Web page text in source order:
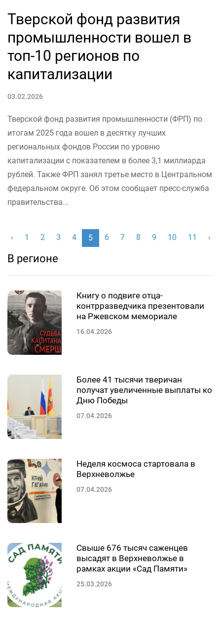
Тверской фонд развития
промышленности вошел в
топ-10 регионов по
капитализации
03.02.2026
Тверской фонд развития промышленности (ФРП) по
итогам 2025 года вошел в десятку лучших
региональных фондов России по уровню
капитализации с показателем в более 3,1 миллиарда
рублей. Также ФРП занял третье место в Центральном
федеральном округе. Об этом сообщает пресс-служба
правительства...
‹ 1 2 3 4 5 6 7 8 9 10 11 ›
В регионе
Книгу о подвиге отца-
контрразведчика презентовали
на Ржевском мемориале
16.04.2026
Более 41 тысячи тверичан
получат увеличенные выплаты ко
Дню Победы
07.04.2026
Неделя космоса стартовала в
Верхневолжье
07.04.2026
Свыше 676 тысяч саженцев
высадят в Верхневолжье в
рамках акции «Сад Памяти»
25.03.2026